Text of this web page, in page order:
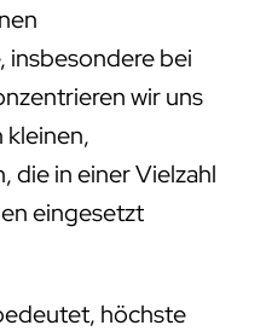
bei
wir uns
kleinen,
die in einer Vielzahl
eingesetzt
höchste